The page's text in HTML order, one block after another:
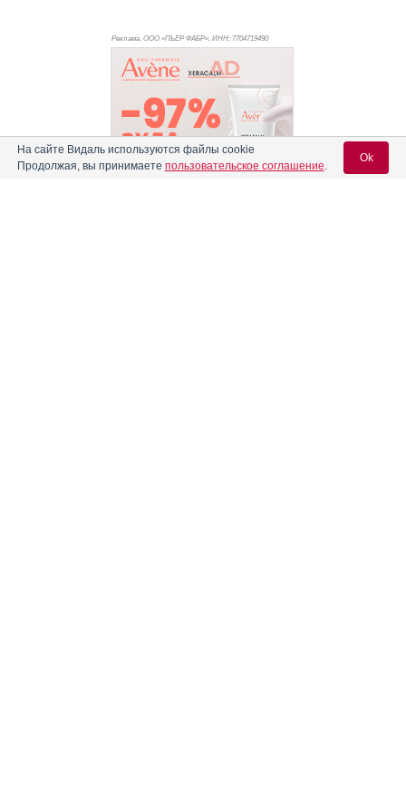
Реклама. ООО «ПЬЕР ФАБР», ИНН: 7704719490
На сайте Видаль используются файлы cookie
Продолжая, вы принимаете пользовательское соглашение.
Ok